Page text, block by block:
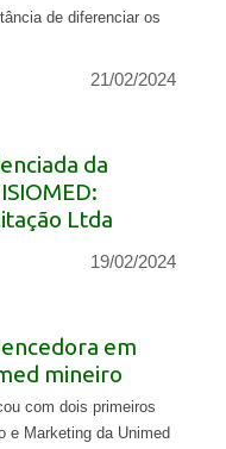
de diferenciar os
21/02/2024
da
Ltda
19/02/2024
em
mineiro
com dois primeiros
e Marketing da Unimed